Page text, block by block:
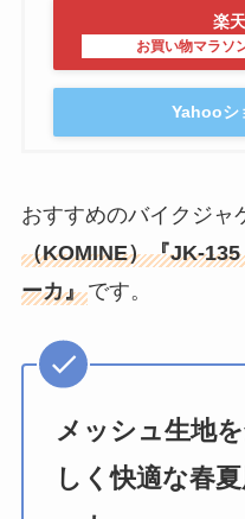
楽
Yahooシ
おすすめのバイクジャ
（KOMINE）『JK-
ーカ』です。
メッシュ生地
しく快適な春